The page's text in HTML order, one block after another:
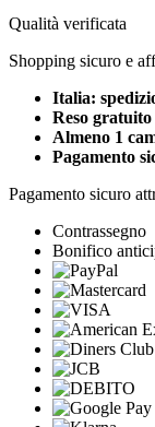
Qualità verificata
Shopping sicuro e
Italia:
Reso gratuito
Almeno 1
Pagamento
Pagamento sicuro
Contrassegno
Bonifico